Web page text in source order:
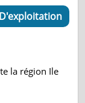
la région Ile